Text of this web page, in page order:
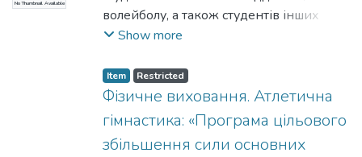
No Thumbnail Available
волейболу, а також студентів інших
навчальних відділень, які б хотіли
фізичні якості. Комплекси вправ, надані
в посібнику сприятимуть розвитку як
загальнофізичних якостей, так і
спеціальних фізичних якостей.
Show more
Item Restricted
Фізичне виховання. Атлетична
гімнастика: «Програма цільового
збільшення сили основних